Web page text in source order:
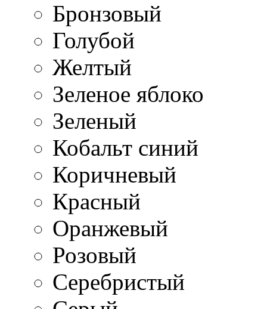
Бронзовый
Голубой
Желтый
Зеленое яблоко
Зеленый
Кобальт синий
Коричневый
Красный
Оранжевый
Розовый
Серебристый